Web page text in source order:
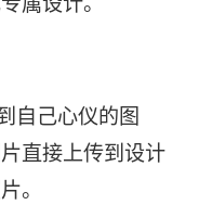
自己心仪的图
直接上传到设计
。